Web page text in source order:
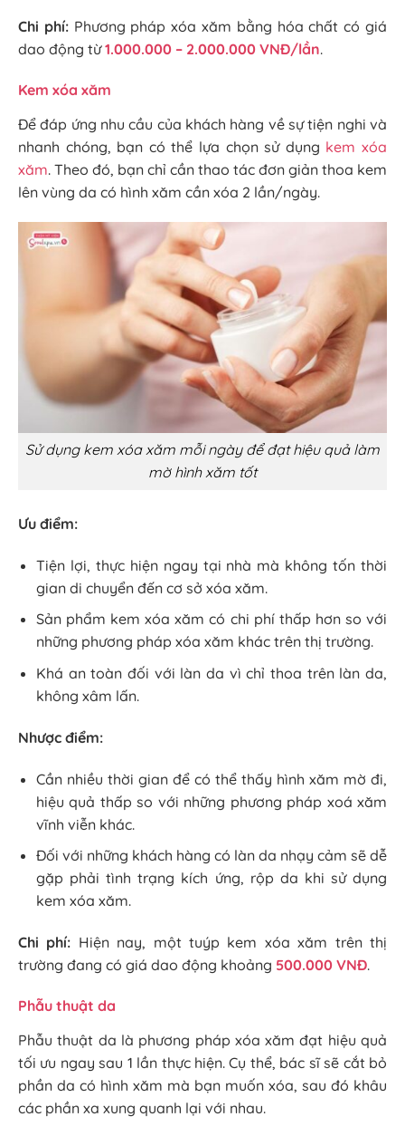
Chi phí: Phương pháp xóa xăm bằng hóa chất có giá
dao động từ1.000.000 – 2.000.000 VNĐ/lần.
Kem xóa xăm
Để đáp ứng nhu cầu của khách hàng về sự tiện nghi và
nhanh chóng, bạn có thể lựa chọn sử dụng kem xóa
xăm. Theo đó, bạn chỉ cần thao tác đơn giản thoa kem
lên vùng da có hình xăm cần xóa 2 lần/ngày.
Sử dụng kem xóa xăm mỗi ngày để đạt hiệu quả làm
mờ hình xăm tốt
Ưu điểm:
Tiện lợi, thực hiện ngay tại nhà mà không tốn thời
gian di chuyển đến cơ sở xóa xăm.
Sản phẩm kem xóa xăm có chi phí thấp hơn so với
những phương pháp xóa xăm khác trên thị trường.
Khá an toàn đối với làn da vì chỉ thoa trên làn da,
không xâm lấn.
Nhược điểm:
Cần nhiều thời gian để có thể thấy hình xăm mờ đi,
hiệu quả thấp so với những phương pháp xoá xăm
vĩnh viễn khác.
Đối với những khách hàng có làn da nhạy cảm sẽ dễ
gặp phải tình trạng kích ứng, rộp da khi sử dụng
kem xóa xăm.
Chi phí: Hiện nay, một tuýp kem xóa xăm trên thị
trường đang có giá dao động khoảng 500.000 VNĐ.
Phẫu thuật da
Phẫu thuật da là phương pháp xóa xăm đạt hiệu quả
tối ưu ngay sau 1 lần thực hiện. Cụ thể, bác sĩ sẽ cắt bỏ
phần da có hình xăm mà bạn muốn xóa, sau đó khâu
các phần xa xung quanh lại với nhau.